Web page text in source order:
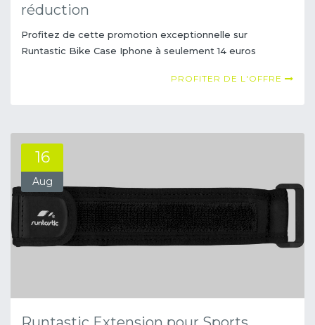
réduction
Profitez de cette promotion exceptionnelle sur
Runtastic Bike Case Iphone à seulement 14 euros
PROFITER DE L'OFFRE
16
Aug